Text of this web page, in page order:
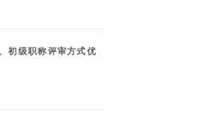
初级职称评审方式优